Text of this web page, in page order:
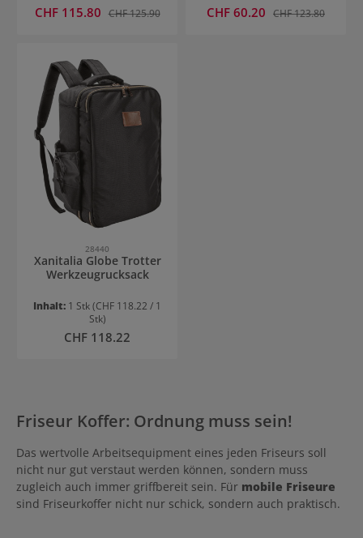
Verkaufspreis:
CHF 115.80 Regulärer Preis:
CHF 125.90 Verkaufspreis:
CHF 60.20 Regulärer Preis:
CHF 123.80
28440
Xanitalia Globe Trotter
Werkzeugrucksack
Inhalt: 1 Stk(CHF 118.22 / 1
Stk)
Regulärer Preis:
CHF 118.22
Friseur Koffer: Ordnung muss sein!
Das wertvolle Arbeitsequipment eines jeden Friseurs soll
nicht nur gut verstaut werden können, sondern muss
zugleich auch immer griffbereit sein. Für mobile Friseure
sind Friseurkoffer nicht nur schick, sondern auch praktisch.